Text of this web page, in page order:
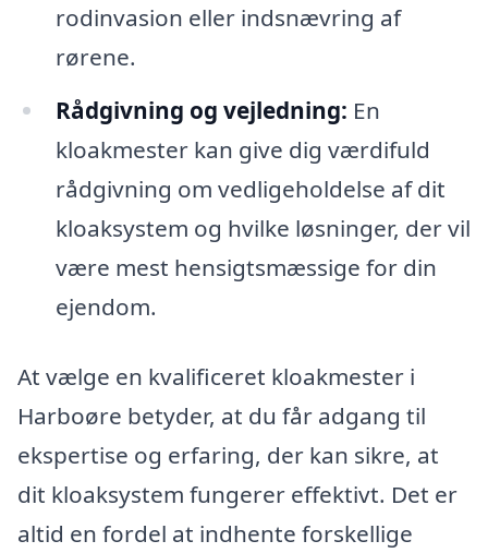
rodinvasion eller indsnævring af
rørene.
Rådgivning og vejledning: En
kloakmester kan give dig værdifuld
rådgivning om vedligeholdelse af dit
kloaksystem og hvilke løsninger, der vil
være mest hensigtsmæssige for din
ejendom.
At vælge en kvalificeret kloakmester i
Harboøre betyder, at du får adgang til
ekspertise og erfaring, der kan sikre, at
dit kloaksystem fungerer effektivt. Det er
altid en fordel at indhente forskellige